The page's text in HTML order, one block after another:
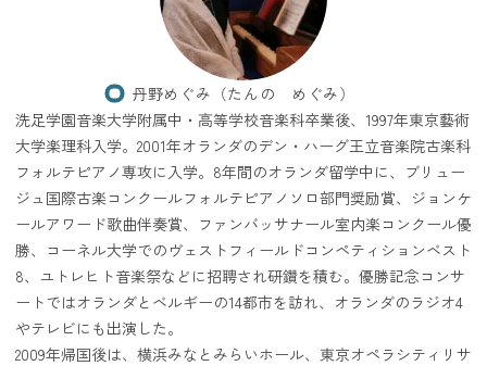
丹野めぐみ（たんの めぐみ）
洗足学園音楽大学附属中・高等学校音楽科卒業後、1997年東京藝術
大学楽理科入学。2001年オランダのデン・ハーグ王立音楽院古楽科
フォルテピアノ専攻に入学。8年間のオランダ留学中に、ブリュー
ジュ国際古楽コンクールフォルテピアノソロ部門奨励賞、ジョンケ
ールアワード歌曲伴奏賞、ファンバッサナール室内楽コンクール優
勝、コーネル大学でのヴェストフィールドコンペティションベスト
8、ユトレヒト音楽祭などに招聘され研鑽を積む。優勝記念コンサ
ートではオランダとベルギーの14都市を訪れ、オランダのラジオ4
やテレビにも出演した。
2009年帰国後は、横浜みなとみらいホール、東京オペラシティリサ